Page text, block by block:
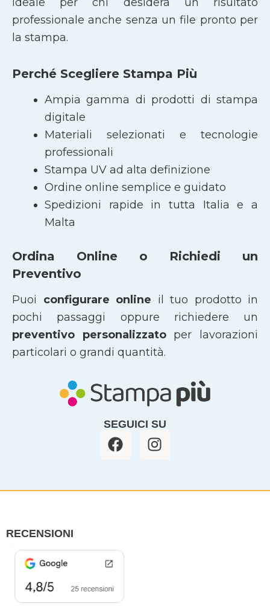
professionale anche senza un file pronto per
la stampa.
Perché Scegliere Stampa Più
Ampia gamma di prodotti di stampa
digitale
Materiali selezionati e tecnologie
professionali
Stampa UV ad alta definizione
Ordine online semplice e guidato
Spedizioni rapide in tutta Italia e a
Malta
Ordina Online o Richiedi un
Preventivo
Puoi configurare online il tuo prodotto in
pochi passaggi oppure richiedere un
preventivo personalizzatoper lavorazioni
particolari o grandi quantità.
SEGUICI SU
F
a
b
I
n
a
RECENSIONI